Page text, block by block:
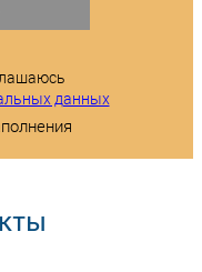
данных